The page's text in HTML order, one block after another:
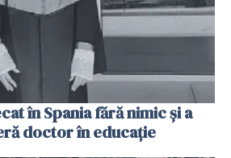
în Spania fără nimic și a
doctor în educație